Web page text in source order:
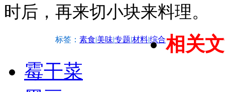
时后，再来切小块来料理。
标签： 素食|美味|专题|材料|综合相关
霉干菜